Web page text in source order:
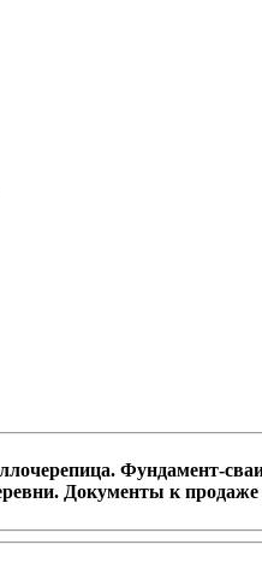
Фундамент-
Документы к